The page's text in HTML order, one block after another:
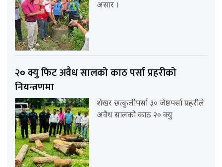
असार ।
२० क्यु फिट अवैध सालको काठ पर्सा प्रहरीको
नियन्त्रणमा
शेखर छत्कुलीपर्सा ३० जेष्ठपर्सा प्रहरीले
अवैध सालको काठ २० क्यु